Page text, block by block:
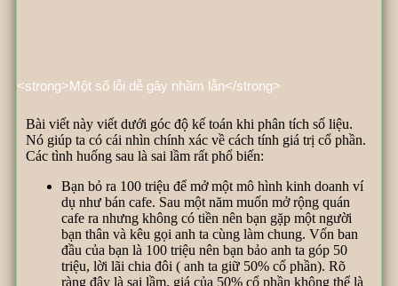
<strong>Một số lỗi dễ gây nhầm lẫn</strong>
Bài viết này viết dưới góc độ kế toán khi phân tích số liệu.
Nó giúp ta có cái nhìn chính xác về cách tính giá trị cổ phần.
Các tình huống sau là sai lầm rất phổ biến:
Bạn bỏ ra 100 triệu để mở một mô hình kinh doanh ví
dụ như bán cafe. Sau một năm muốn mở rộng quán
cafe ra nhưng không có tiền nên bạn gặp một người
bạn thân và kêu gọi anh ta cùng làm chung. Vốn ban
đầu của bạn là 100 triệu nên bạn bảo anh ta góp 50
triệu, lời lãi chia đôi ( anh ta giữ 50% cổ phần). Rõ
ràng đây là sai lầm, giá của 50% cổ phần không thể là